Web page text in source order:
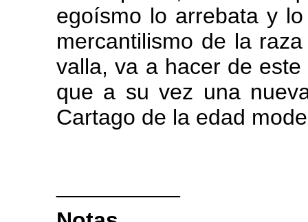
egoísmo lo arrebata y
mercantilismo de la
valla, va a hacer de
que a su vez una
Cartago de la edad